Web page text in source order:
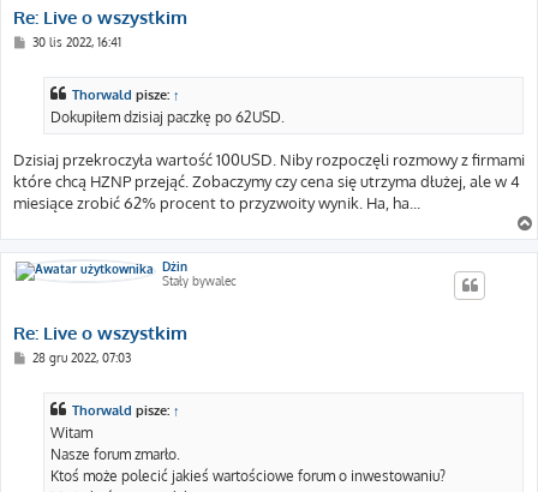
Re: Live o wszystkim
P30 lis 2022, 16:41
Thorwald pisze: ↑
Dokupiłem dzisiaj paczkę po 62USD.
Dzisiaj przekroczyła wartość 100USD. Niby rozpoczęli rozmowy z firmami
które chcą HZNP przejąć. Zobaczymy czy cena się utrzyma dłużej, ale w 4
miesiące zrobić 62% procent to przyzwoity wynik. Ha, ha...
Dżin
Stały bywalec
Re: Live o wszystkim
P28 gru 2022, 07:03
Thorwald pisze: ↑
Witam
Nasze forum zmarło.
Ktoś może polecić jakieś wartościowe forum o inwestowaniu?